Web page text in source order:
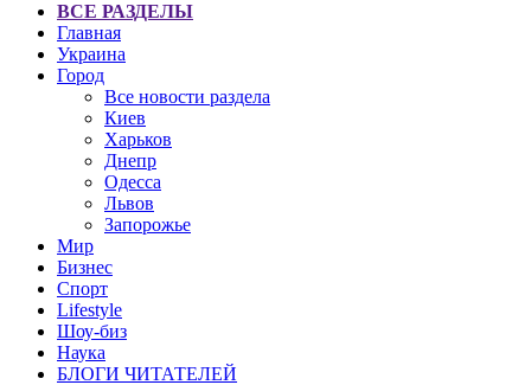
ВСЕ РАЗДЕЛЫ
Главная
Украина
Город
Все новости раздела
Киев
Харьков
Днепр
Одесса
Львов
Запорожье
Мир
Бизнес
Спорт
Lifestyle
Шоу-биз
Наука
БЛОГИ ЧИТАТЕЛЕЙ